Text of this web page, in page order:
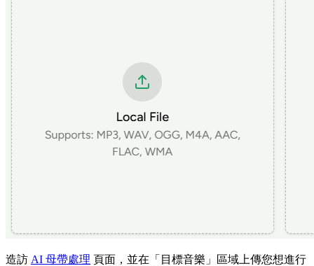
造訪 AI 母帶處理 頁面，並在「目標音樂」區域上傳您想進行